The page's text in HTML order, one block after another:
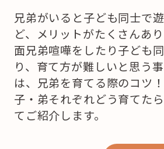
兄弟がいると子ども同士で
ど、メリットがたくさんあ
面兄弟喧嘩をしたり子ども
り、育て方が難しいと思う
は、兄弟を育てる際のコツ
子・弟それぞれどう育てた
てご紹介します。